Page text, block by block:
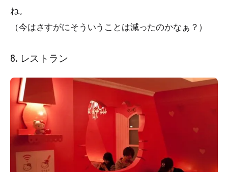
ね。
（今はさすがにそういうことは減ったのかなぁ？）
8. レストラン